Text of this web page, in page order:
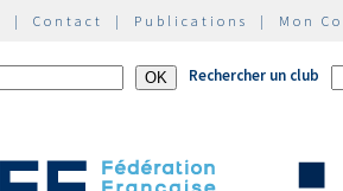
| Contact | Publications | Mon
Rechercher un club